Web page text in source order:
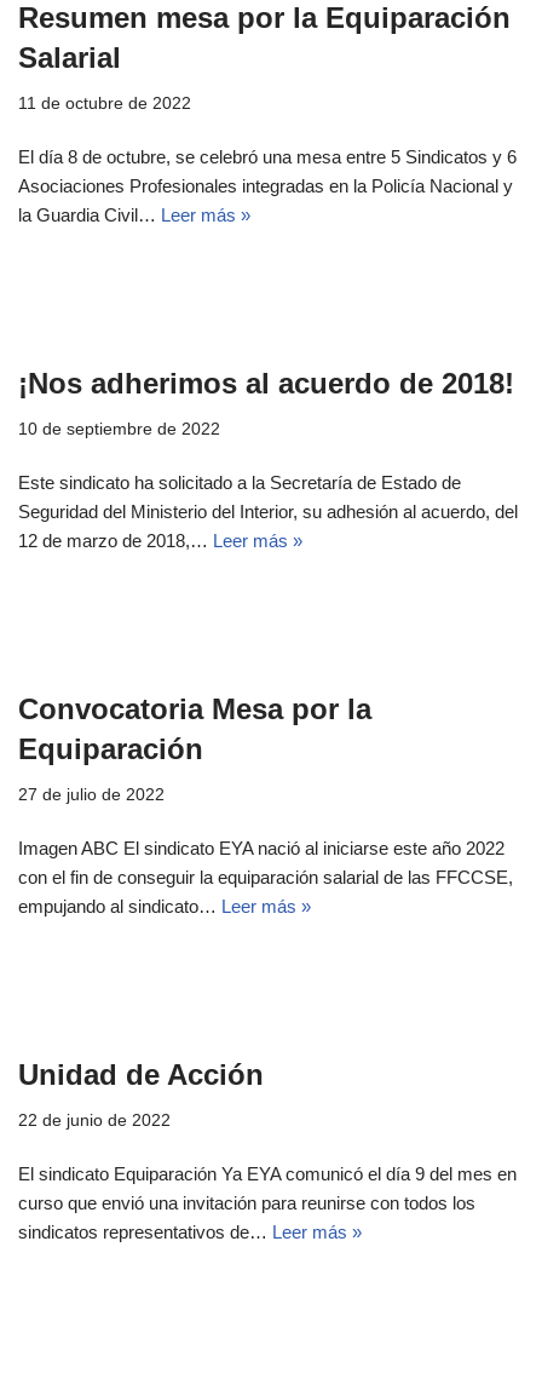
Resumen mesa por la Equiparación
Salarial
11 de octubre de 2022
El día 8 de octubre, se celebró una mesa entre 5 Sindicatos y 6
Asociaciones Profesionales integradas en la Policía Nacional y
la Guardia Civil… Leer más »
¡Nos adherimos al acuerdo de 2018!
10 de septiembre de 2022
Este sindicato ha solicitado a la Secretaría de Estado de
Seguridad del Ministerio del Interior, su adhesión al acuerdo, del
12 de marzo de 2018,… Leer más »
Convocatoria Mesa por la
Equiparación
27 de julio de 2022
Imagen ABC El sindicato EYA nació al iniciarse este año 2022
con el fin de conseguir la equiparación salarial de las FFCCSE,
empujando al sindicato… Leer más »
Unidad de Acción
22 de junio de 2022
El sindicato Equiparación Ya EYA comunicó el día 9 del mes en
curso que envió una invitación para reunirse con todos los
sindicatos representativos de… Leer más »